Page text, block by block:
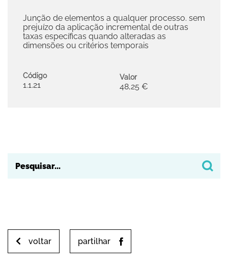
Código
1.1.21
Junção de elementos a qualquer processo. sem
prejuízo da aplicação incremental de outras
taxas específicas quando alteradas as
dimensões ou critérios temporais
Valor
48,25 €
voltar partilhar